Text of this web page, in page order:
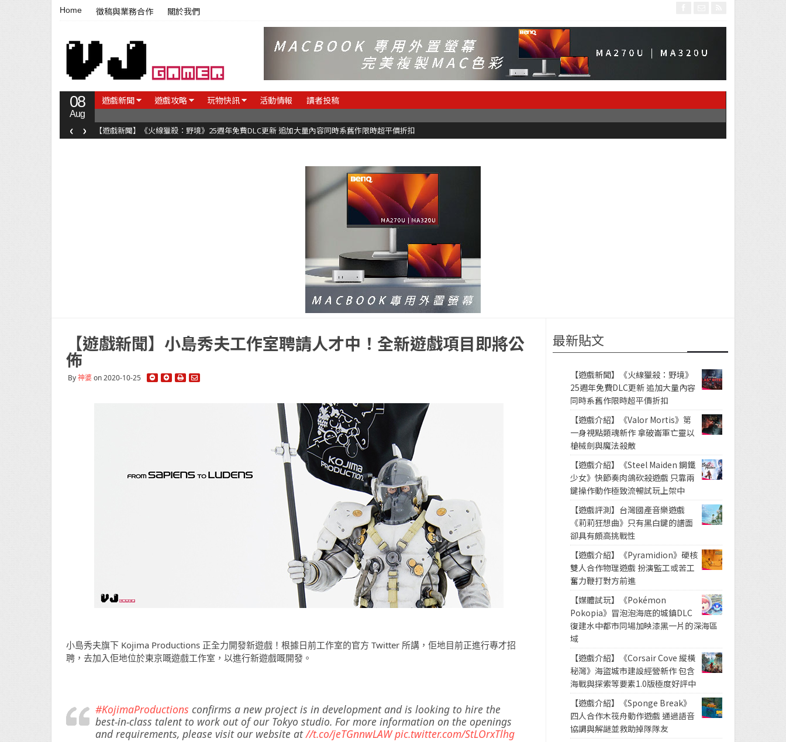
Home 徵稿與業務合作 關於我們
08
Aug
遊戲新聞 遊戲攻略 玩物快訊 活動情報 讀者投稿
【遊戲新聞】《火線獵殺：野境》25週年免費DLC更新 追加大量內容同時系舊作限時超平價折扣
‹ ›
【遊戲新聞】小島秀夫工作室聘請人才中！全新遊戲項目即將公
佈
By神婆on 2020-10-25
小島秀夫旗下 Kojima Productions 正全力開發新遊戲！根據日前工作室的官方 Twitter 所講，佢地目前正進行專才招
聘，去加入佢地位於東京嘅遊戲工作室，以進行新遊戲嘅開發。
#KojimaProductions confirms a new project is in development and is looking to hire the
best-in-class talent to work out of our Tokyo studio. For more information on the openings
and requirements, please visit our website at//t.co/jeTGnnwLAW pic.twitter.com/StLOrxTlhg
最新貼文
【遊戲新聞】《火線獵殺：野境》
25週年免費DLC更新 追加大量內容
同時系舊作限時超平價折扣
【遊戲介紹】《Valor Mortis》第
一身視點類魂新作 拿破崙軍亡靈以
槍械劍與魔法殺敵
【遊戲介紹】《Steel Maiden 鋼鐵
少女》快節奏肉鴿砍殺遊戲 只靠兩
鍵操作動作極致流暢試玩上架中
【遊戲評測】台灣國產音樂遊戲
《莉莉狂想曲》只有黑白鍵的譜面
卻具有頗高挑戰性
【遊戲介紹】《Pyramidion》硬核
雙人合作物理遊戲 扮演監工或苦工
奮力鞭打對方前進
【媒體試玩】《Pokémon
Pokopia》冒泡泡海底的城鎮DLC
復建水中都市同場加映漆黑一片的深海區
域
【遊戲介紹】《Corsair Cove 縱橫
秘灣》海盜城市建設經營新作 包含
海戰與探索等要素1.0版極度好評中
【遊戲介紹】《Sponge Break》
四人合作木筏舟動作遊戲 通過語音
協調與解謎並救助掉隊隊友